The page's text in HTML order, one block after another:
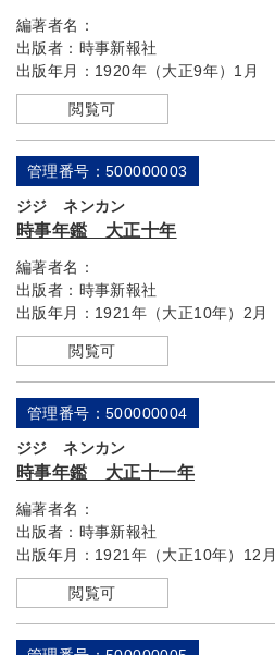
編著者名：
出版者： 時事新報社
出版年月： 1920年（大正9年）1月
閲覧可
管理番号：500000003
ジジ ネンカン
時事年鑑 大正十年
編著者名：
出版者： 時事新報社
出版年月： 1921年（大正10年）2月
閲覧可
管理番号：500000004
ジジ ネンカン
時事年鑑 大正十一年
編著者名：
出版者： 時事新報社
出版年月： 1921年（大正10年）12月
閲覧可